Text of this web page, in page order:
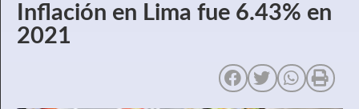
Inflación en Lima fue 6.43% en
2021